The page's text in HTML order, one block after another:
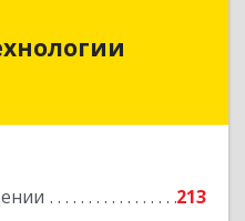
213
Красногорский р-н,